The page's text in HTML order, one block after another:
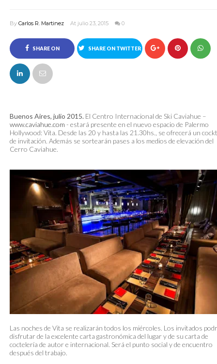
By Carlos R. Martinez At julio 23, 2015 0
SHARE ON
FACEBOOK
SHARE ON TWITTER
Buenos Aires, julio 2015. El Centro Internacional de Ski Caviahue –
www.caviahue.com - estará presente en el nuevo espacio de Palermo
Hollywood: Vita. Desde las 20 y hasta las 21.30hs., se ofrecerá un
de invitación. Además se sortearán pases a los medios de elevación del
Cerro Caviahue.
Las noches de Vita se realizarán todos los miércoles. Los invitados
disfrutar de la excelente carta gastronómica del lugar y de su carta de
coctelería de autor e internacional. Será el punto social y de encuentro
después del trabajo.